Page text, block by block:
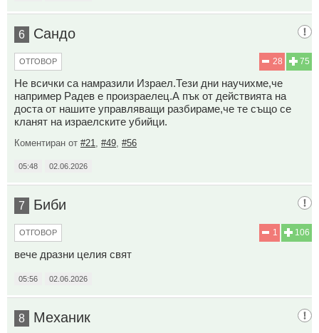
6 Сандо
75
28
ОТГОВОР
Не всички са намразили Израел.Тези дни научихме,че
например Радев е произраелец.А пък от действията на
доста от нашите управляващи разбираме,че те също се
кланят на израелските убийци.
Коментиран от #21 #49 #56
05:48 02.06.2026
7 Биби
106
1
ОТГОВОР
вече дразни целия свят
05:56 02.06.2026
8 Механик